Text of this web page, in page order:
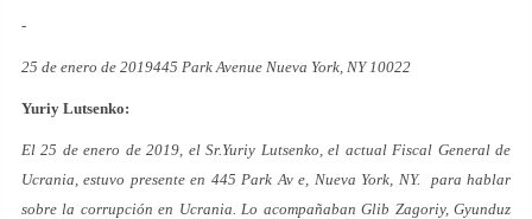
-
25 de enero de 2019445 Park Avenue Nueva York, NY 10022
Yuriy Lutsenko:
El 25 de enero de 2019, el Sr.Yuriy Lutsenko, el actual Fiscal General de
Ucrania, estuvo presente en 445 Park Av e, Nueva York, NY. para hablar
sobre la corrupción en Ucrania. Lo acompañaban Glib Zagoriy, Gyunduz